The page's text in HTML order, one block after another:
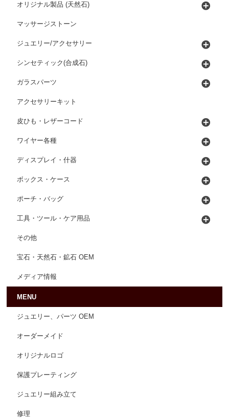
オリジナル製品 (天然石)
マッサージストーン
ジュエリー/アクセサリー
シンセティック(合成石)
ガラスパーツ
アクセサリーキット
皮ひも・レザーコード
ワイヤー各種
ディスプレイ・什器
ボックス・ケース
ポーチ・バッグ
工具・ツール・ケア用品
その他
宝石・天然石・鉱石 OEM
メディア情報
MENU
ジュエリー、パーツ OEM
オーダーメイド
オリジナルロゴ
保護プレーティング
ジュエリー組み立て
修理